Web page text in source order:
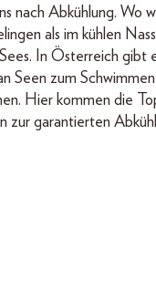
nach Abkühlung. Wo
als im kühlen
In Österreich gibt
Seen zum
Hier kommen die
zur garantierten